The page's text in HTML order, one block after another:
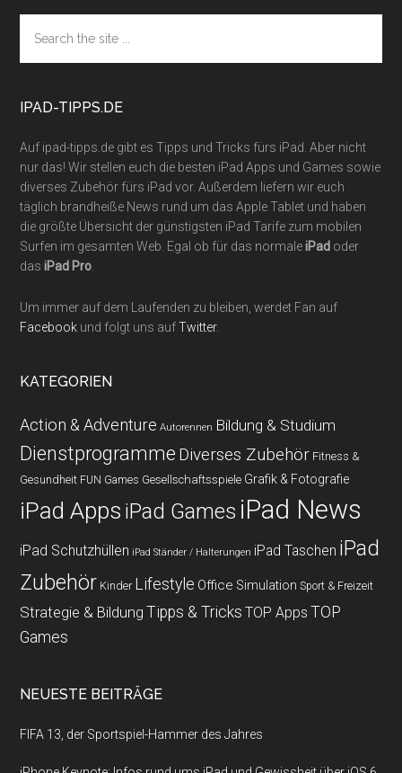
Footer
the
site
IPAD-TIPPS.DE
Auf ipad-tipps.de gibt es Tipps und Tricks fürs iPad. Aber nicht
nur das! Wir stellen euch die besten iPad Apps und Games sowie
diverses Zubehör fürs iPad vor. Außerdem liefern wir euch
täglich brandheiße News rund um das Apple Tablet und haben
die größte Übersicht der günstigsten iPad Tarife zum mobilen
Surfen im gesamten Web. Egal ob für das normaleiPad oder
dasiPad Pro
Um immer auf dem Laufenden zu bleiben, werdet Fan auf
Facebook und folgt uns aufTwitter.
KATEGORIEN
Action & Adventure Autorennen Bildung & Studium
Dienstprogramme Diverses Zubehör Fitness &
Gesundheit FUN Games Gesellschaftsspiele Grafik & Fotografie
iPad Apps iPad Games iPad News
iPad Schutzhüllen iPad Ständer / Halterungen iPad Taschen iPad
Zubehör Kinder Lifestyle Office Simulation Sport & Freizeit
Strategie & Bildung Tipps & Tricks TOP Apps TOP
Games
NEUESTE BEITRÄGE
FIFA 13, der Sportspiel-Hammer des Jahres